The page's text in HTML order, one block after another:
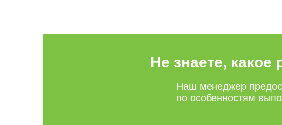
Не знаете,
Наш менеджер
по особенностям